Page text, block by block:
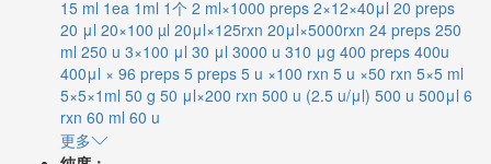
15 ml 1ea 1ml 1个 2 ml×1000 preps 2×12×40μl 20 preps
20 μl 20×100 µl 20μl×125rxn 20μl×5000rxn 24 preps 250
ml 250 u 3×100 μl 30 μl 3000 u 310 μg 400 preps 400u
400μl × 96 preps 5 preps 5 u ×100 rxn 5 u ×50 rxn 5×5 ml
5×5×1ml 50 g 50 μl×200 rxn 500 u (2.5 u/μl) 500 u 500μl 6
rxn 60 ml 60 u
更多